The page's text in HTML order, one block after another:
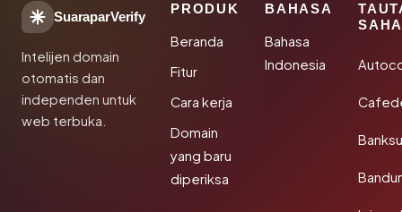
SuaraparVerify
Intelijen domain
otomatis dan
independen untuk
web terbuka.
PRODUK
Beranda
Fitur
Cara kerja
Domain
yang baru
diperiksa
BAHASA
Bahasa
Indonesia